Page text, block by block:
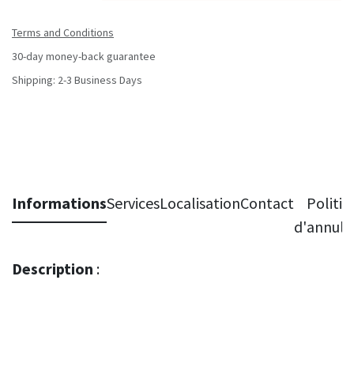
Terms and Conditions
30-day money-back guarantee
Shipping: 2-3 Business Days
InformationsServicesLocalisationContact
Description :